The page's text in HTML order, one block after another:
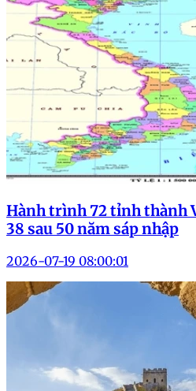
Hành trình 72 tỉnh thành
38 sau 50 năm sáp nhập
2026-07-19 08:00:01